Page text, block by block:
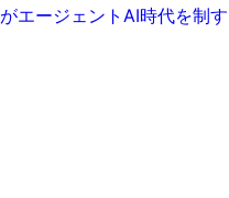
エージェントAI時代を制す